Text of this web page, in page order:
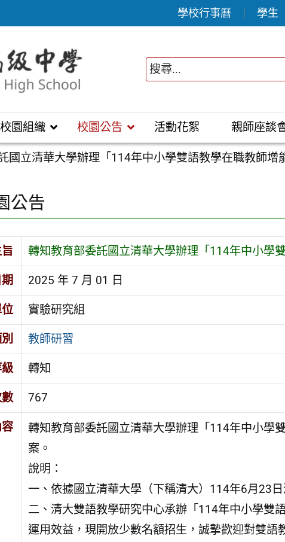
學校行事曆 學生
校園組織 校園公告 活動花絮 親師座談
國立清華大學辦理「114年中小學雙語教學在職教師增
公告
轉知教育部委託國立清華大學辦理「114年中小學
2025 年 7 月 01 日
實驗研究組
教師研習
轉知
767
轉知教育部委託國立清華大學辦理「114年中小學
案。
說明：
一、依據國立清華大學（下稱清大）114年6月23
二、清大雙語教學研究中心承辦「114年中小學雙
運用效益，現開放少數名額招生，誠摯歡迎對雙語